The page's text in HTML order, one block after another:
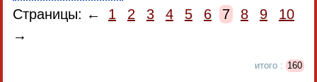
Страницы: ←
1 2 3 4 5 6 7 8 9
10
→
итого : 160